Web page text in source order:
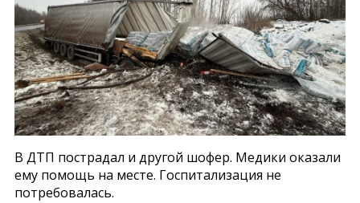
В ДТП пострадал и другой шофер. Медики оказали
ему помощь на месте. Госпитализация не
потребовалась.